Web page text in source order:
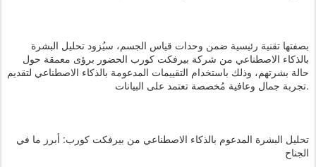
بصفتها تقنية رئيسية ضمن وحدات قياس الجسم، سيُزود تحليل البشرة
بالذكاء الاصطناعي من شركة بيرفكت كورب الحضور برؤى معمقة حول
حالة بشرتهم، وذلك باستخدام التقييمات المدعومة بالذكاء الاصطناعي لتقديم
تجربة جمال وعافية مُخصصة تعتمد على البيانات.
تحليل البشرة المدعوم بالذكاء الاصطناعي من بيرفكت كورب: أبرز ما في
الجناح